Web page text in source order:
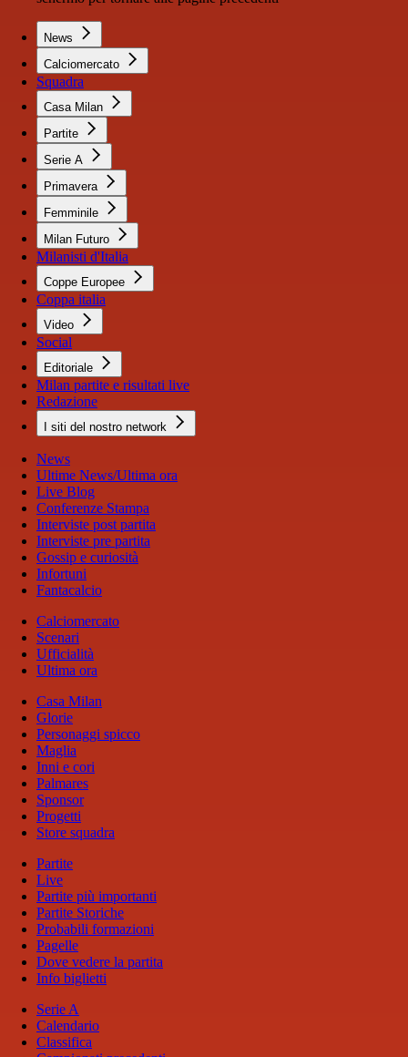
News
Calciomercato
Squadra
Casa Milan
Partite
Serie A
Primavera
Femminile
Milan Futuro
Milanisti d'Italia
Coppe Europee
Coppa italia
Video
Social
Editoriale
Milan partite e risultati live
Redazione
I siti del nostro network
News
Ultime News/Ultima ora
Live Blog
Conferenze Stampa
Interviste post partita
Interviste pre partita
Gossip e curiosità
Infortuni
Fantacalcio
Calciomercato
Scenari
Ufficialità
Ultima ora
Casa Milan
Glorie
Personaggi spicco
Maglia
Inni e cori
Palmares
Sponsor
Progetti
Store squadra
Partite
Live
Partite più importanti
Partite Storiche
Probabili formazioni
Pagelle
Dove vedere la partita
Info biglietti
Serie A
Calendario
Classifica